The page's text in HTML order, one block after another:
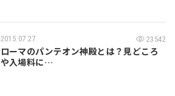
2015.07.27 23542
ローマのパンテオン神殿とは？見どころ
や入場料に…